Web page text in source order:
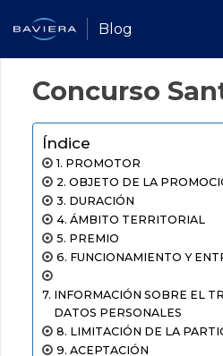
Blog
Concurso
Índice
PROMOTOR
OBJETO DE LA
DURACIÓN
ÁMBITO TERRITORIAL
PREMIO
FUNCIONAMIENTO Y
INFORMACIÓN SOBRE EL
DATOS PERSONALES
LIMITACIÓN DE LA
ACEPTACIÓN